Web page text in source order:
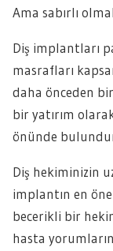
Ama sabırlı
Diş implantları
masrafları
daha önceden
bir yatırım
önünde
Diş hekiminizin
implantın en
becerikli bir
hasta